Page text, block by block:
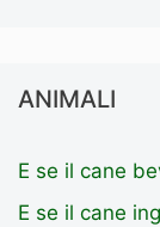
ANIMALI
E se il cane
E se il cane